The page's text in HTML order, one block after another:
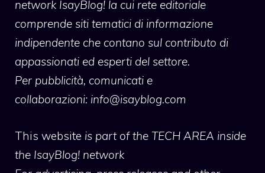
network IsayBlog! la cui rete editoriale
comprende siti tematici di informazione
indipendente che contano sul contributo di
appassionati ed esperti del settore.
Per pubblicità, comunicati e
collaborazioni: info@isayblog.com
This website is part of the TECH AREA inside
the IsayBlog! network